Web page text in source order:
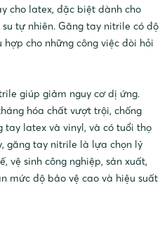
cho latex, đặc biệt dành cho
tự nhiên. Găng tay nitrile có độ
cho những công việc đòi hỏi
giúp giảm nguy cơ dị ứng.
hóa chất vượt trội, chống
tay latex và vinyl, và có tuổi thọ
găng tay nitrile là lựa chọn lý
vệ sinh công nghiệp, sản xuất,
mức độ bảo vệ cao và hiệu suất